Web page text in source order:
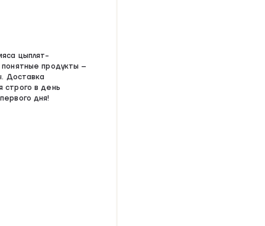
цыплят-
продукты –
Доставка
строго в день
дня!